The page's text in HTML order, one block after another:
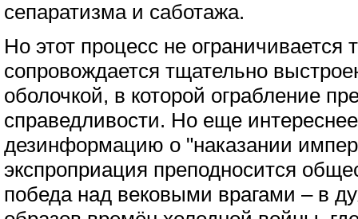
сепаратизма и саботажа.
Но этот процесс не ограничивается
сопровождается тщательно
оболочкой, в которой ограбление
справедливости. Но еще
дезинформацию о "наказании
экспроприация преподносится
победа над вековыми врагами – в